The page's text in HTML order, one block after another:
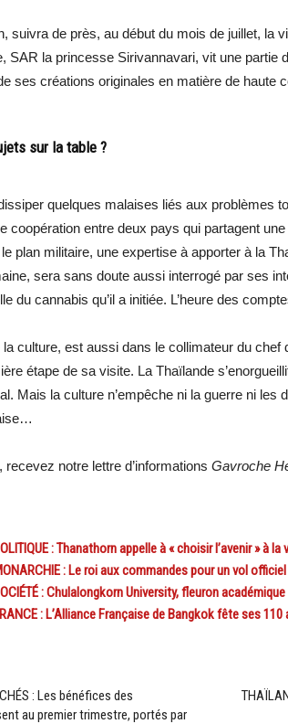
suivra de près, au début du mois de juillet, la
SAR la princesse Sirivannavari, vit une partie
ses créations originales en matière de haute
sur la table ?
quelques malaises liés aux problèmes
coopération entre deux pays qui partagent
plan militaire, une expertise à apporter à la
sera sans doute aussi interrogé par ses
du cannabis qu’il a initiée. L’heure des
culture, est aussi dans le collimateur du
étape de sa visite. La Thaïlande
Mais la culture n’empêche ni la guerre ni les
notre lettre d’informations Gavroche
: Thanathorn appelle à « choisir l’avenir » à
: Le roi aux commandes pour un vol
: Chulalongkorn University, fleuron
: L’Alliance Française de Bangkok fête ses 110
: Les bénéfices des
au premier trimestre, portés par